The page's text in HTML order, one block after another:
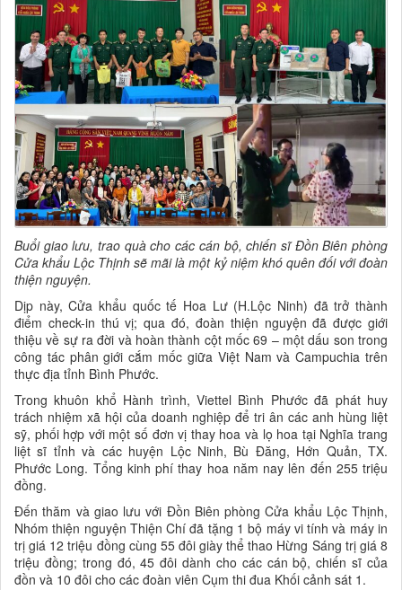
Buổi giao lưu, trao quà cho các cán bộ, chiến sĩ Đồn Biên phòng
Cửa khẩu Lộc Thịnh sẽ mãi là một kỷ niệm khó quên đối với đoàn
thiện nguyện.
Dịp này, Cửa khẩu quốc tế Hoa Lư (H.Lộc Ninh) đã trở thành
điểm check-in thú vị; qua đó, đoàn thiện nguyện đã được giới
thiệu về sự ra đời và hoàn thành cột mốc 69 – một dấu son trong
công tác phân giới cắm mốc giữa Việt Nam và Campuchia trên
thực địa tỉnh Bình Phước.
Trong khuôn khổ Hành trình, Viettel Bình Phước đã phát huy
trách nhiệm xã hội của doanh nghiệp để tri ân các anh hùng liệt
sỹ, phối hợp với một số đơn vị thay hoa và lọ hoa tại Nghĩa trang
liệt sĩ tỉnh và các huyện Lộc Ninh, Bù Đăng, Hớn Quản, TX.
Phước Long. Tổng kinh phí thay hoa năm nay lên đến 255 triệu
đồng.
Đến thăm và giao lưu với Đồn Biên phòng Cửa khẩu Lộc Thịnh,
Nhóm thiện nguyện Thiện Chí đã tặng 1 bộ máy vi tính và máy in
trị giá 12 triệu đồng cùng 55 đôi giày thể thao Hừng Sáng trị giá 8
triệu đồng; trong đó, 45 đôi dành cho các cán bộ, chiến sĩ của
đồn và 10 đôi cho các đoàn viên Cụm thi đua Khối cảnh sát 1.